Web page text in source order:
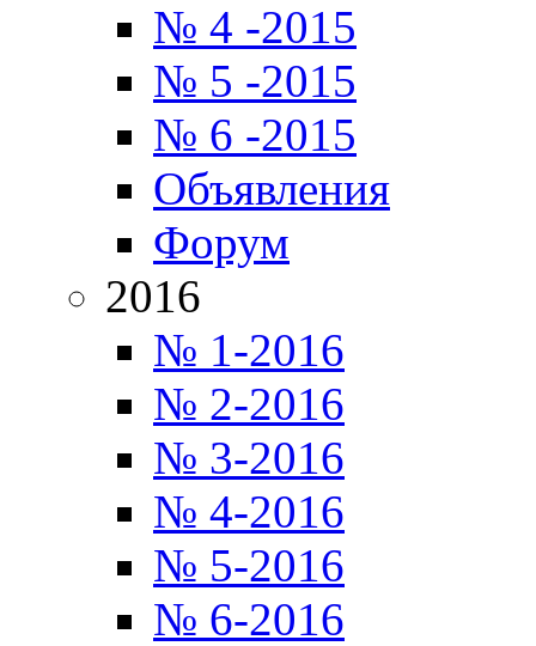
№ 4 -2015
№ 5 -2015
№ 6 -2015
Объявления
Форум
2016
№ 1-2016
№ 2-2016
№ 3-2016
№ 4-2016
№ 5-2016
№ 6-2016